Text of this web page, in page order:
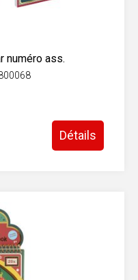
numéro ass.
Détails